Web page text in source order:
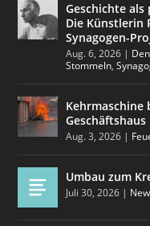
Geschichte
Die Künstlerin
Synagogen-
Aug. 6, 2026 |
Stommeln,
Kehrmaschine
Geschäftshaus
Aug. 3, 2026 |
Umbau zum
Juli 30, 2026 |